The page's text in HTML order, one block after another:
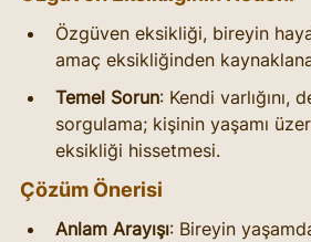
Özgüven eksikliği, bireyin
amaç eksikliğinden
Temel Sorun: Kendi varlığını,
sorgulama; kişinin yaşamı
eksikliği hissetmesi.
Çözüm Önerisi
Anlam Arayışı: Bireyin